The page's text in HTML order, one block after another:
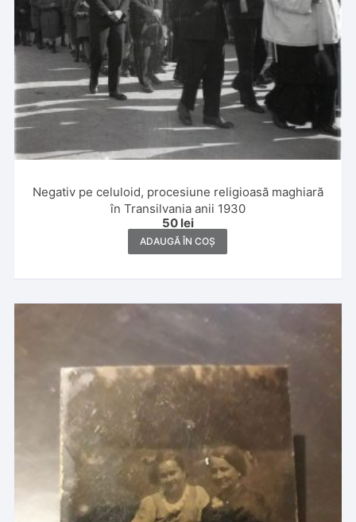
Negativ pe celuloid, procesiune religioasă maghiară
în Transilvania anii 1930
50 lei
ADAUGĂ ÎN COȘ